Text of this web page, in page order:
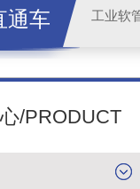
通车 工业软
/PRODUCT